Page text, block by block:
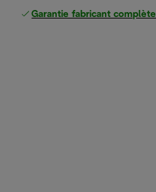
Garantie fabricant complète